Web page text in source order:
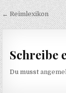
← Reimlexikon
Schreibe
Du musst